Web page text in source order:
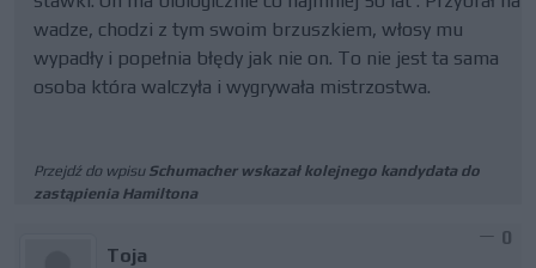
wadze, chodzi z tym swoim brzuszkiem, włosy mu
wypadły i popełnia błędy jak nie on. To nie jest ta sama
osoba która walczyła i wygrywała mistrzostwa.
Przejdź do wpisu Schumacher wskazał kolejnego kandydata do
zastąpienia Hamiltona
Toja
0